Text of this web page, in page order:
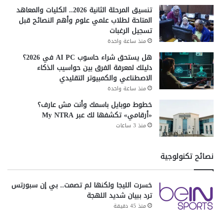
تنسيق المرحلة الثانية 2026.. الكليات والمعاهد
المتاحة لطلاب علمي علوم وأهم النصائح قبل
تسجيل الرغبات
منذ ساعة واحدة
هل يستحق شراء حاسوب AI PC في 2026؟
دليلك لمعرفة الفرق بين حواسيب الذكاء
الاصطناعي والكمبيوتر التقليدي
منذ ساعة واحدة
خطوط موبايل باسمك وأنت مش عارف؟
«أرقامي» تكشفها لك عبر My NTRA
منذ 3 ساعات
نصائح تكنولوجية
خسرت الليجا ولكنها لم تصمت.. بي إن سبورتس
ترد ببيان شديد اللهجة
منذ 45 دقيقة